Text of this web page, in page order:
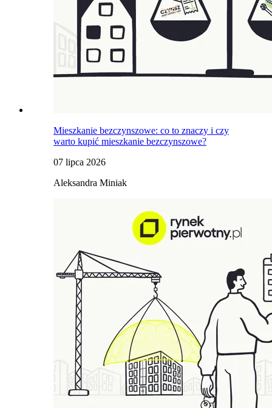
Mieszkanie bezczynszowe: co to znaczy i czy
warto kupić mieszkanie bezczynszowe?
07 lipca 2026
Aleksandra Miniak